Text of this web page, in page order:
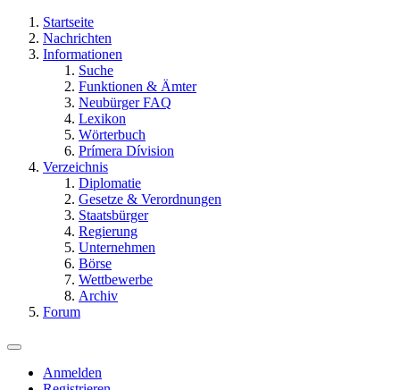
Startseite
Nachrichten
Informationen
Suche
Funktionen & Ämter
Neubürger FAQ
Lexikon
Wörterbuch
Prímera Dívision
Verzeichnis
Diplomatie
Gesetze & Verordnungen
Staatsbürger
Regierung
Unternehmen
Börse
Wettbewerbe
Archiv
Forum
Anmelden